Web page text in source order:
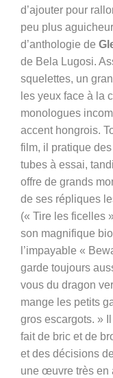
d’ajouter pour
peu plus
d’anthologie de
de Bela Lugosi.
squelettes, un
les yeux face à la
monologues
accent hongrois.
film, il pratique
tubes à essai,
offre de grands
de ses répliques
(« Tire les ficelles
son magnifique
l’impayable «
garde toujours
vous du dragon
mange les petits
gros escargots. »
fait de bric et de
et des décisions
une œuvre très en